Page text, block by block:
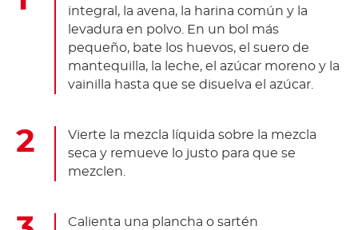
integral, la avena, la harina común y la
levadura en polvo. En un bol más
pequeño, bate los huevos, el suero de
mantequilla, la leche, el azúcar moreno y la
vainilla hasta que se disuelva el azúcar.
Vierte la mezcla líquida sobre la mezcla
seca y remueve lo justo para que se
mezclen.
Calienta una plancha o sartén